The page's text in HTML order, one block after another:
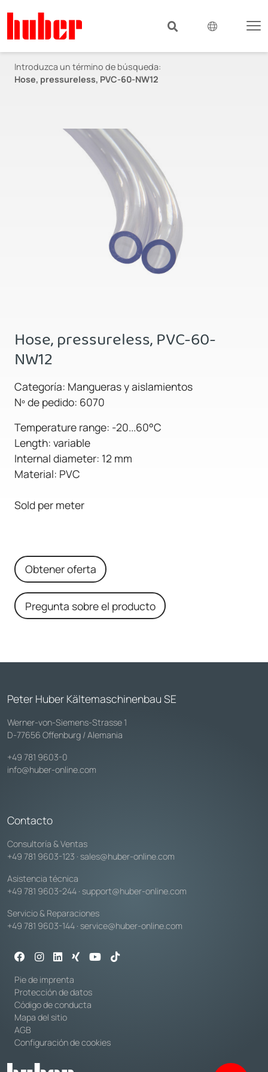
Introduzca un término de búsqueda:
Hose, pressureless, PVC-60-NW12
Hose, pressureless, PVC-60-
NW12
Categoría: Mangueras y aislamientos
Nº de pedido: 6070
Temperature range: -20...60°C
Length: variable
Internal diameter: 12 mm
Material: PVC
Sold per meter
Obtener oferta
Pregunta sobre el producto
Peter Huber Kältemaschinenbau SE
Werner-von-Siemens-Strasse 1
D-77656 Offenburg / Alemania
+49 781 9603-0
info@huber-online.com
Contacto
Consultoría & Ventas
+49 781 9603-123 · sales@huber-online.com
Asistencia técnica
+49 781 9603-244 · support@huber-online.com
Servicio & Reparaciones
+49 781 9603-144 · service@huber-online.com
Pie de imprenta
Protección de datos
Código de conducta
Mapa del sitio
AGB
Configuración de cookies